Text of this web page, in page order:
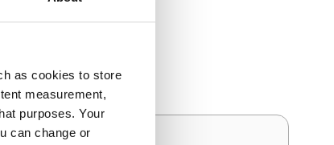
as cookies to store
measurement,
purposes. Your
can change or
génère la